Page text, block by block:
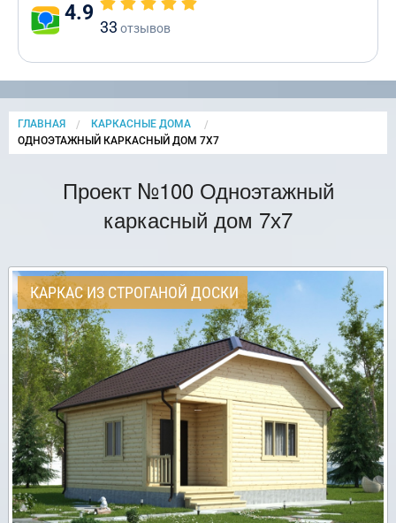
4.9
33 отзывов
ГЛАВНАЯ
КАРКАСНЫЕ ДОМА
CURRENT:
ОДНОЭТАЖНЫЙ КАРКАСНЫЙ ДОМ 7Х7
Проект №100 Одноэтажный
каркасный дом 7х7
КАРКАС ИЗ СТРОГАНОЙ ДОСКИ